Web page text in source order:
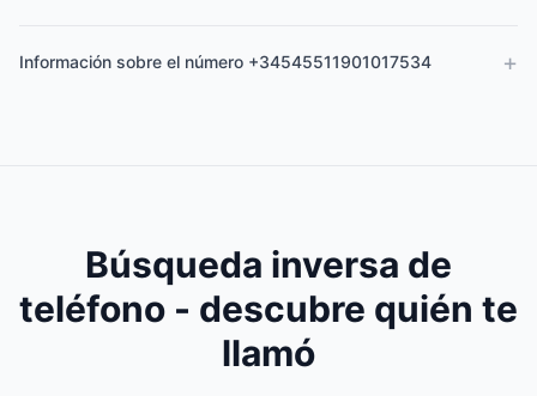
Información sobre el número +34545511901017534 +
Búsqueda inversa de
teléfono - descubre quién te
llamó